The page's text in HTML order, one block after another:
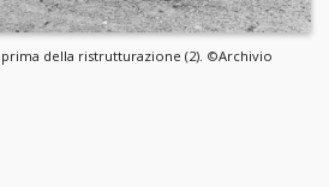
prima della ristrutturazione (2). ©Archivio